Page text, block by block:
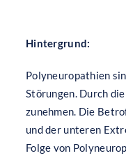
Hintergrund:
Polyneuropathien
Störungen. Durch
zunehmen. Die
und der unteren
Folge von